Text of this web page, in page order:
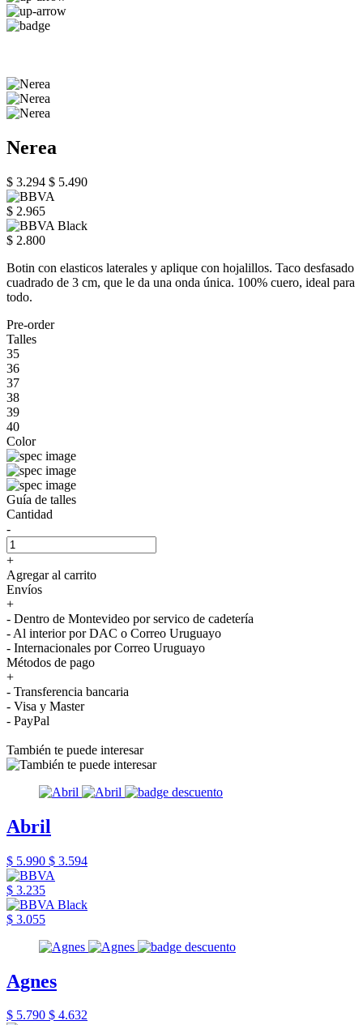
Nerea
$ 3.294 $ 5.490
$ 2.965
$ 2.800
Botin con elasticos laterales y aplique con hojalillos. Taco desfasado
cuadrado de 3 cm, que le da una onda única. 100% cuero, ideal para
todo.
Pre-order
Talles
35
36
37
38
39
40
Color
Guía de talles
Cantidad
-
+
Agregar al carrito
Envíos
+
- Dentro de Montevideo por servico de cadetería
- Al interior por DAC o Correo Uruguayo
- Internacionales por Correo Uruguayo
Métodos de pago
+
- Transferencia bancaria
- Visa y Master
- PayPal
También te puede interesar
Abril
$ 5.990 $ 3.594
$ 3.235
$ 3.055
Agnes
$ 5.790 $ 4.632